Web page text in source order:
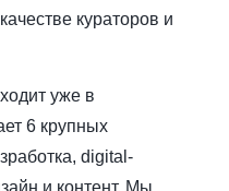
кураторов и
уже в
6 крупных
digital-
и контент. Мы